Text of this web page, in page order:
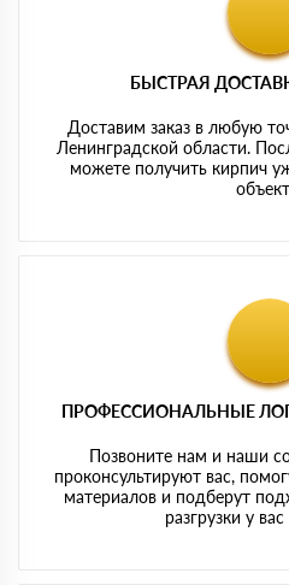
БЫСТРАЯ
Доставим заказ в любую
Ленинградской области.
можете получить кирпич
ПРОФЕССИОНАЛЬНЫЕ
Позвоните нам и наши
проконсультируют вас,
материалов и подберут
разгрузки у